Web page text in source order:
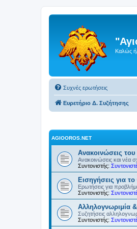
Καλώς
Συχνές ερωτήσεις
Ευρετήριο Δ. Συζήτησης
AGIOOROS.NET
Ανακοινώσεις
Ανακοινώσεις και νέα
Συντονιστής:
Εισηγήσεις για
Ερωτήσεις για
Συντονιστής:
Αλληλογνωριμία
Συζητήσεις
Συντονιστής: